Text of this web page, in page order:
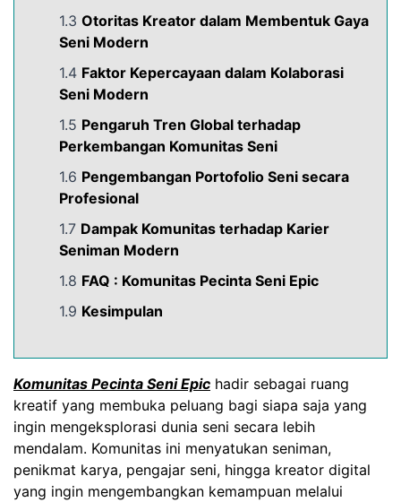
1.3 Otoritas Kreator dalam Membentuk Gaya
Seni Modern
1.4 Faktor Kepercayaan dalam Kolaborasi
Seni Modern
1.5 Pengaruh Tren Global terhadap
Perkembangan Komunitas Seni
1.6 Pengembangan Portofolio Seni secara
Profesional
1.7 Dampak Komunitas terhadap Karier
Seniman Modern
1.8 FAQ : Komunitas Pecinta Seni Epic
1.9 Kesimpulan
Komunitas Pecinta Seni Epic hadir sebagai ruang
kreatif yang membuka peluang bagi siapa saja yang
ingin mengeksplorasi dunia seni secara lebih
mendalam. Komunitas ini menyatukan seniman,
penikmat karya, pengajar seni, hingga kreator digital
yang ingin mengembangkan kemampuan melalui